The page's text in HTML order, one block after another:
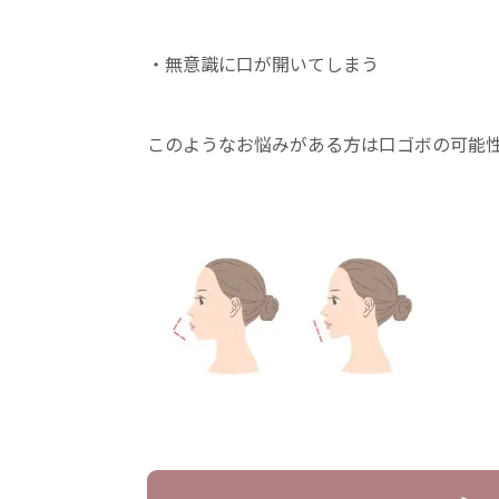
・無意識に口が開いてしまう
このようなお悩みがある方は口ゴボの可能